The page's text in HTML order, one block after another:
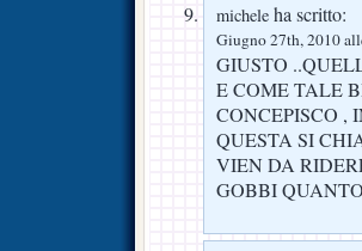
michele ha scritto:
Giugno 27th, 2010
GIUSTO
E COME TALE
CONCEPISCO ,
QUESTA SI
VIEN DA
GOBBI